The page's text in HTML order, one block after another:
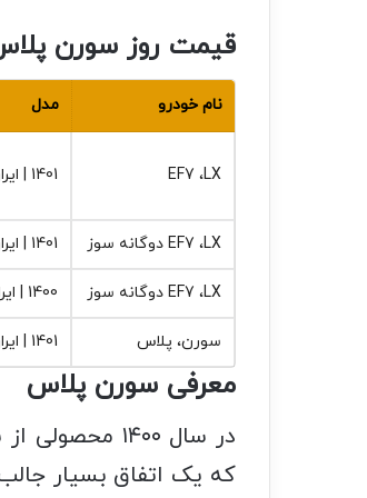
قیمت روز سورن
نام خودرو مدل
LX‏، EF7 1401 | ایران خودرو
LX‏، EF7 دوگانه سوز 1401 | ایران خودرو
LX‏، EF7 دوگانه سوز 1400 | ایران خودرو
سورن‏، پلاس 1401 | ایران خودرو
معرفی سورن پلاس
در سال ۱۴۰۰
که یک اتفاق بسیار